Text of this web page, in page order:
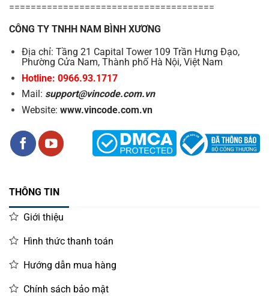
======================================
CÔNG TY TNHH NAM BÌNH XƯƠNG
Địa chỉ: Tầng 21 Capital Tower 109 Trần Hưng Đạo,
Phường Cửa Nam, Thành phố Hà Nội, Việt Nam
Hotline: 0966.93.1717
Mail: support@vincode.com.vn
Website: www.vincode.com.vn
THÔNG TIN
Giới thiệu
Hình thức thanh toán
Hướng dẫn mua hàng
Chính sách bảo mật